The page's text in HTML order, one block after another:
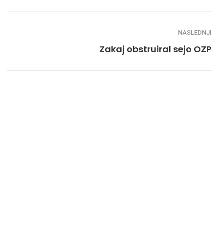
NASLEDNJI
Zakaj obstruiral sejo OZP